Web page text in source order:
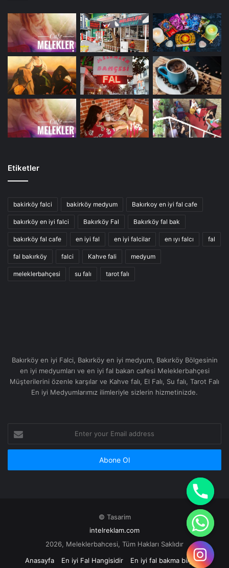
Etiketler
bakirköy falci bakirköy medyum Bakırkoy en iyi fal cafe
bakırköy en iyi falci Bakırköy Fal Bakırköy fal bak
bakırköy fal cafe en iyi fal en iyi falcilar en ıyı falcı fal
fal bakırköy falci Kahve fali medyum
meleklerbahçesi su falı tarot falı
Bakırköy en iyi Falci, Bakırköy en iyi medyum, Bakırköy Bölgesinin
en iyi medyumları ve en iyi fal bakan cafesi Meleklerbahçesi
Müşterilerini özenle karşılar ve Kahve falı, El Falı, Su falı, Tarot Falı
En iyi Medyumlarımız ilimleriyle sizlerin hizmetinizde.
your
Email
© Tasarim
intelreklam.com
2026, Meleklerbahcesi, Tüm Hakları Saklıdır
Anasayfa
En iyi Fal Hangisidir En iyi fal bakma bilgileri